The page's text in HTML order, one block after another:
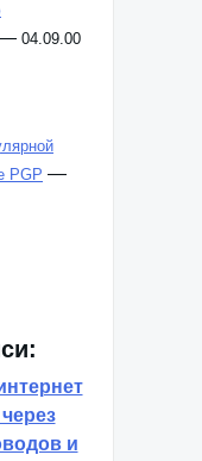
04.09.00
PGP —
и